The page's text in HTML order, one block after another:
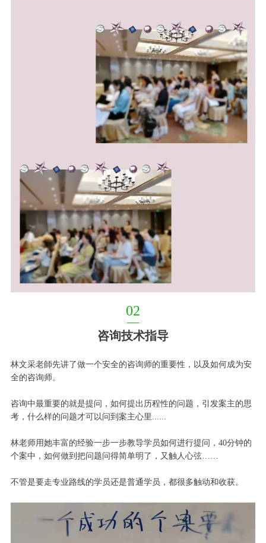
02
—
咨询技术指导
林文采老師先讲了做一个安全的咨询师的重要性，以及如何成为安
全的咨询师。
咨询中最重要的就是提问，如何提出历程性的问题，引发案主的思
考，什么样的问题才可以问到案主心里......
林老师用她丰富的经验一步一步教导学员如何进行提问，40分钟的
个案中，如何做到把问题问得简单明了，又触人心弦……
不管是要走专业路线的学员还是普通学员，都很多触动和收获。